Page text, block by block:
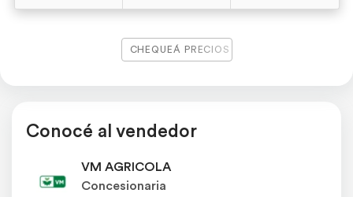
CHEQUEÁ PRECIOS
Conocé al vendedor
VM AGRICOLA
Concesionaria